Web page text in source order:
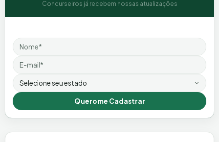
Concurseiros já recebem nossas atualizações
Nome
Email
Estado
Quero me Cadastrar